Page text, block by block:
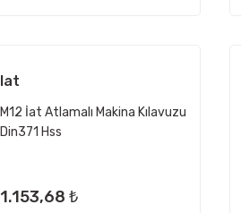
Iat
M12 İat Atlamalı Makina Kılavuzu
Din371 Hss
1.153,68 ₺